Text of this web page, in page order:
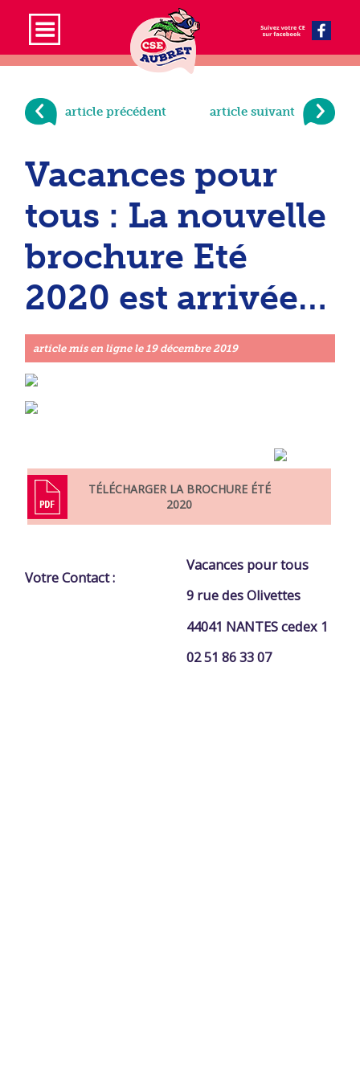
article précédent article suivant
Vacances pour
tous : La nouvelle
brochure Eté
2020 est arrivée…
article mis en ligne le 19 décembre 2019
TÉLÉCHARGER LA BROCHURE ÉTÉ
2020
Votre Contact :
Vacances pour tous
9 rue des Olivettes
44041 NANTES cedex 1
02 51 86 33 07